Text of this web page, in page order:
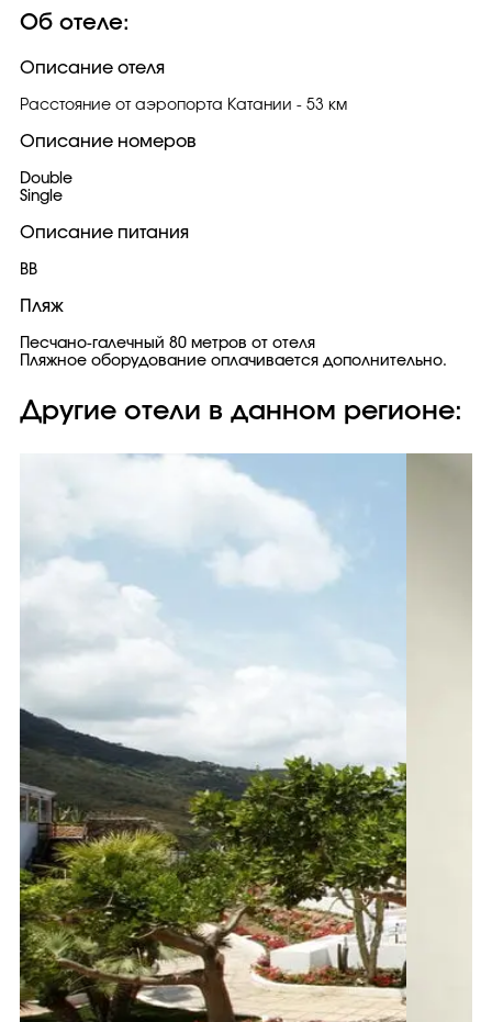
Об отеле:
Описание отеля
Расстояние от аэропорта Катании - 53 км
Описание номеров
Double
Single
Описание питания
BB
Пляж
Песчано-галечный 80 метров от отеля
Пляжное оборудование оплачивается дополнительно.
Другие отели в данном регионе: